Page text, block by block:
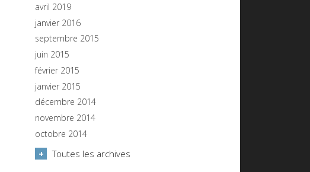
avril 2019
janvier 2016
septembre 2015
juin 2015
février 2015
janvier 2015
décembre 2014
novembre 2014
octobre 2014
Toutes les archives